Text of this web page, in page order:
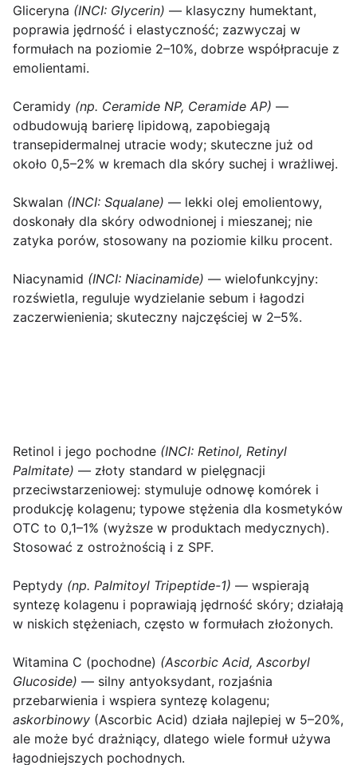
Gliceryna (INCI: Glycerin) — klasyczny humektant,
poprawia jędrność i elastyczność; zazwyczaj w
formułach na poziomie 2–10%, dobrze współpracuje z
emolientami.
Ceramidy (np. Ceramide NP, Ceramide AP) —
odbudowują barierę lipidową, zapobiegają
transepidermalnej utracie wody; skuteczne już od
około 0,5–2% w kremach dla skóry suchej i wrażliwej.
Skwalan (INCI: Squalane) — lekki olej emolientowy,
doskonały dla skóry odwodnionej i mieszanej; nie
zatyka porów, stosowany na poziomie kilku procent.
Niacynamid (INCI: Niacinamide) — wielofunkcyjny:
rozświetla, reguluje wydzielanie sebum i łagodzi
zaczerwienienia; skuteczny najczęściej w 2–5%.
Retinol i jego pochodne (INCI: Retinol, Retinyl
Palmitate) — złoty standard w pielęgnacji
przeciwstarzeniowej: stymuluje odnowę komórek i
produkcję kolagenu; typowe stężenia dla kosmetyków
OTC to 0,1–1% (wyższe w produktach medycznych).
Stosować z ostrożnością i z SPF.
Peptydy (np. Palmitoyl Tripeptide-1) — wspierają
syntezę kolagenu i poprawiają jędrność skóry; działają
w niskich stężeniach, często w formułach złożonych.
Witamina C (pochodne) (Ascorbic Acid, Ascorbyl
Glucoside) — silny antyoksydant, rozjaśnia
przebarwienia i wspiera syntezę kolagenu;
askorbinowy (Ascorbic Acid) działa najlepiej w 5–20%,
ale może być drażniący, dlatego wiele formuł używa
łagodniejszych pochodnych.